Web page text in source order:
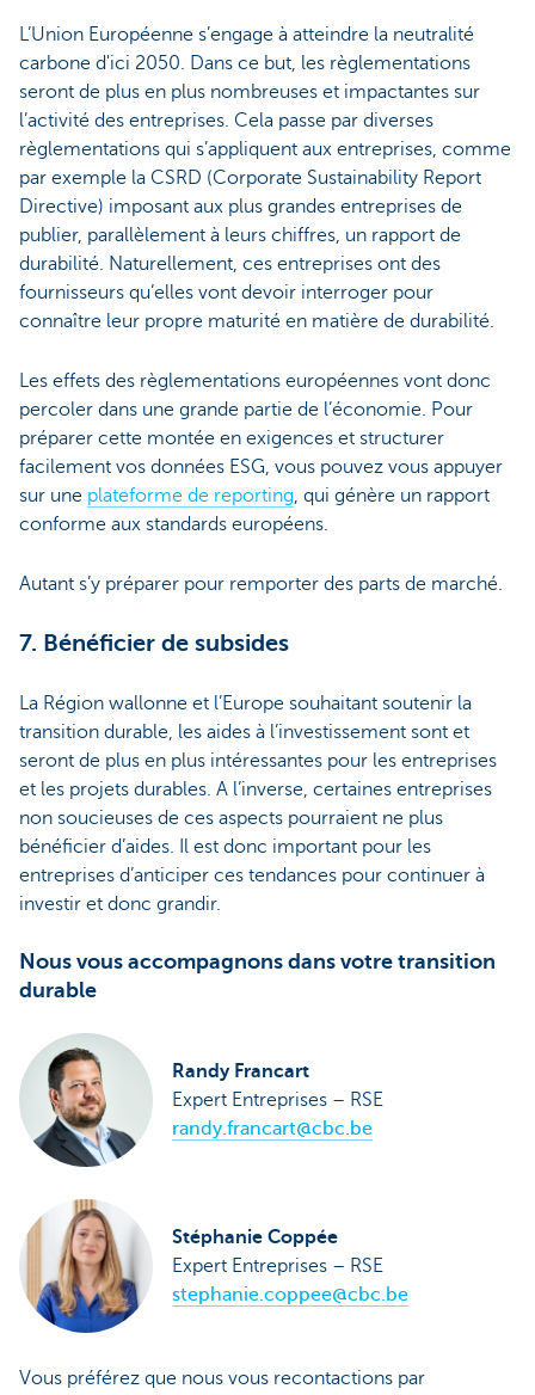
L’Union Européenne s’engage à atteindre la neutralité
carbone d'ici 2050. Dans ce but, les règlementations
seront de plus en plus nombreuses et impactantes sur
l’activité des entreprises. Cela passe par diverses
règlementations qui s’appliquent aux entreprises, comme
par exemple la CSRD (Corporate Sustainability Report
Directive) imposant aux plus grandes entreprises de
publier, parallèlement à leurs chiffres, un rapport de
durabilité. Naturellement, ces entreprises ont des
fournisseurs qu’elles vont devoir interroger pour
connaître leur propre maturité en matière de durabilité.
Les effets des règlementations européennes vont donc
percoler dans une grande partie de l’économie. Pour
préparer cette montée en exigences et structurer
facilement vos données ESG, vous pouvez vous appuyer
sur une plateforme de reporting, qui génère un rapport
conforme aux standards européens.
Autant s’y préparer pour remporter des parts de marché.
7. Bénéficier de subsides
La Région wallonne et l’Europe souhaitant soutenir la
transition durable, les aides à l’investissement sont et
seront de plus en plus intéressantes pour les entreprises
et les projets durables. A l’inverse, certaines entreprises
non soucieuses de ces aspects pourraient ne plus
bénéficier d’aides. Il est donc important pour les
entreprises d’anticiper ces tendances pour continuer à
investir et donc grandir.
Nous vous accompagnons dans votre transition
durable
Randy Francart
Expert Entreprises – RSE
randy.francart@cbc.be
Stéphanie Coppée
Expert Entreprises – RSE
stephanie.coppee@cbc.be
Vous préférez que nous vous recontactions par